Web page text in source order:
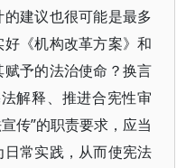
建议也很可能是最多
《机构改革方案》和
赋予的法治使命？换言
解释、推进合宪性审
传”的职责要求，应当
常实践，从而使宪法